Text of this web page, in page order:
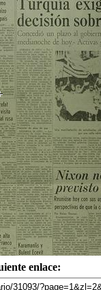
enlace: